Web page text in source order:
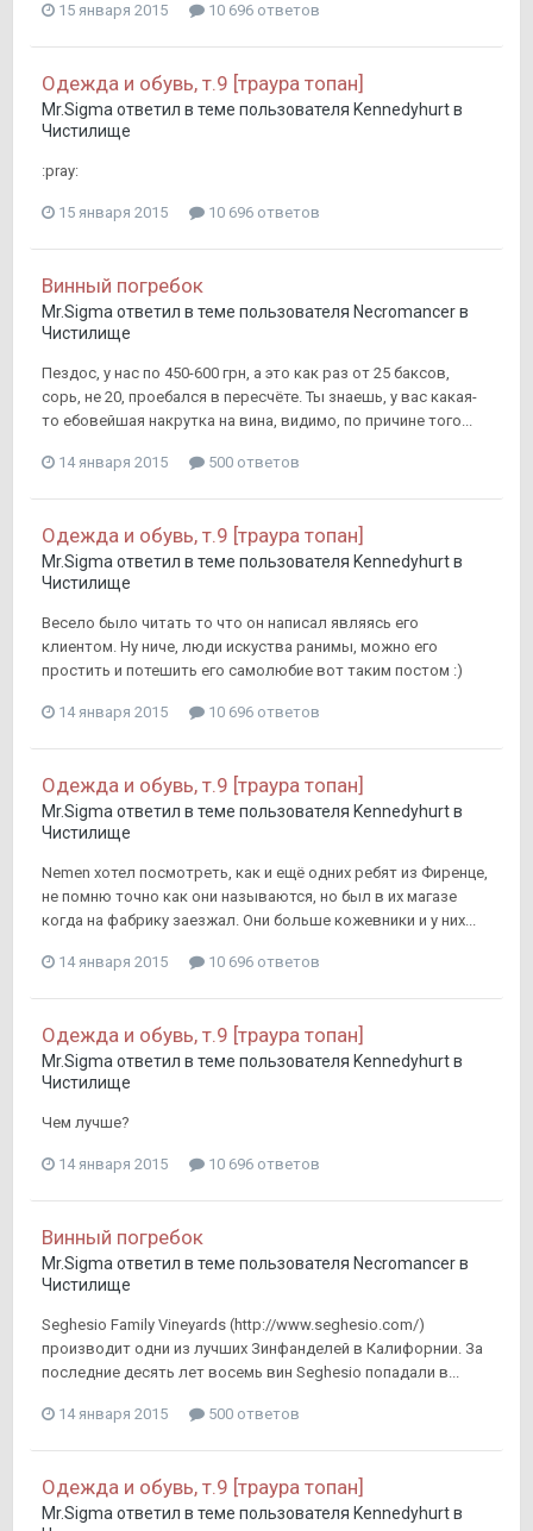
15 января 2015 10 696 ответов
Одежда и обувь, т.9 [траура топан]
Mr.Sigma ответил в теме пользователя Kennedyhurtв
Чистилище
:pray:
15 января 2015 10 696 ответов
Винный погребок
Mr.Sigma ответил в теме пользователя Necromancerв
Чистилище
Пездос, у нас по 450-600 грн, а это как раз от 25 баксов,
сорь, не 20, проебался в пересчёте. Ты знаешь, у вас какая-
то ебовейшая накрутка на вина, видимо, по причине того...
14 января 2015 500 ответов
Одежда и обувь, т.9 [траура топан]
Mr.Sigma ответил в теме пользователя Kennedyhurtв
Чистилище
Весело было читать то что он написал являясь его
клиентом. Ну ниче, люди искуства ранимы, можно его
простить и потешить его самолюбие вот таким постом :)
14 января 2015 10 696 ответов
Одежда и обувь, т.9 [траура топан]
Mr.Sigma ответил в теме пользователя Kennedyhurtв
Чистилище
Nemen хотел посмотреть, как и ещё одних ребят из Фиренце,
не помню точно как они называются, но был в их магазе
когда на фабрику заезжал. Они больше кожевники и у них...
14 января 2015 10 696 ответов
Одежда и обувь, т.9 [траура топан]
Mr.Sigma ответил в теме пользователя Kennedyhurtв
Чистилище
Чем лучше?
14 января 2015 10 696 ответов
Винный погребок
Mr.Sigma ответил в теме пользователя Necromancerв
Чистилище
Seghesio Family Vineyards (http://www.seghesio.com/)
производит одни из лучших Зинфанделей в Калифорнии. За
последние десять лет восемь вин Seghesio попадали в...
14 января 2015 500 ответов
Одежда и обувь, т.9 [траура топан]
Mr.Sigma ответил в теме пользователя Kennedyhurtв